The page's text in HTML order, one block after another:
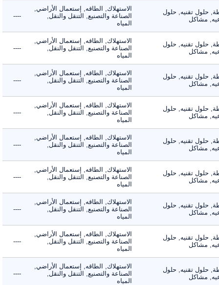
حلول تقنيه, حلول
مشاكل
الاستهلاك, الطاقه, إستعمال الأراضي,
الصناعة والتصنيع, التنقل والنقل,
المياه
----
حلول تقنيه, حلول
مشاكل
الاستهلاك, الطاقه, إستعمال الأراضي,
الصناعة والتصنيع, التنقل والنقل,
المياه
----
حلول تقنيه, حلول
مشاكل
الاستهلاك, الطاقه, إستعمال الأراضي,
الصناعة والتصنيع, التنقل والنقل,
المياه
----
حلول تقنيه, حلول
مشاكل
الاستهلاك, الطاقه, إستعمال الأراضي,
الصناعة والتصنيع, التنقل والنقل,
المياه
----
حلول تقنيه, حلول
مشاكل
الاستهلاك, الطاقه, إستعمال الأراضي,
الصناعة والتصنيع, التنقل والنقل,
المياه
----
حلول تقنيه, حلول
مشاكل
الاستهلاك, الطاقه, إستعمال الأراضي,
الصناعة والتصنيع, التنقل والنقل,
المياه
----
حلول تقنيه, حلول
مشاكل
الاستهلاك, الطاقه, إستعمال الأراضي,
الصناعة والتصنيع, التنقل والنقل,
المياه
----
حلول تقنيه, حلول
مشاكل
الاستهلاك, الطاقه, إستعمال الأراضي,
الصناعة والتصنيع, التنقل والنقل,
المياه
----
حلول تقنيه, حلول
مشاكل
الاستهلاك, الطاقه, إستعمال الأراضي,
الصناعة والتصنيع, التنقل والنقل,
المياه
----